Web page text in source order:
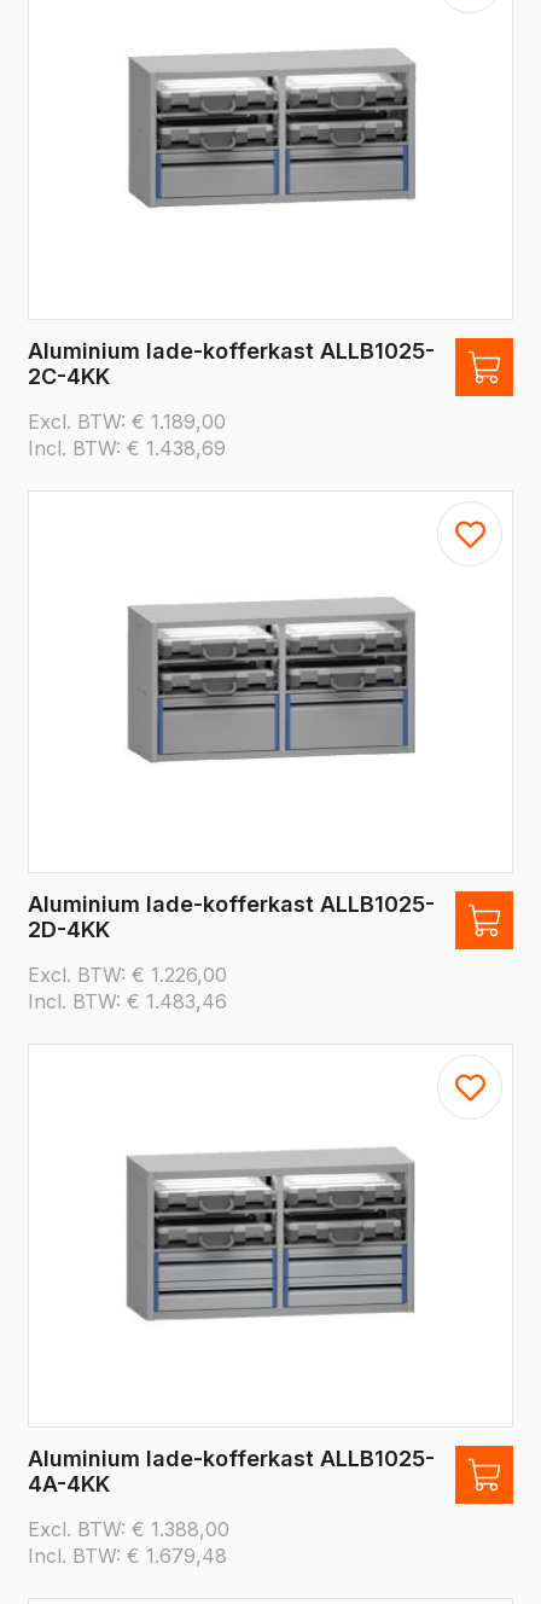
Aluminium lade-kofferkast ALLB1025-
2C-4KK
Excl. BTW: € 1.189,00
Incl. BTW: € 1.438,69
Aluminium lade-kofferkast ALLB1025-
2D-4KK
Excl. BTW: € 1.226,00
Incl. BTW: € 1.483,46
Aluminium lade-kofferkast ALLB1025-
4A-4KK
Excl. BTW: € 1.388,00
Incl. BTW: € 1.679,48